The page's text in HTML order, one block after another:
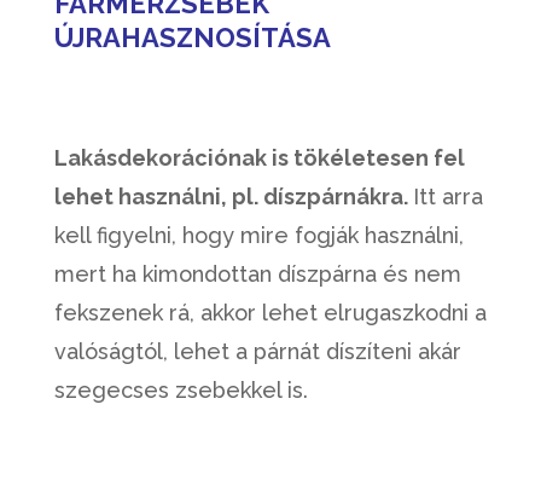
ÚJRAHASZNOSÍTÁSA
Lakásdekorációnak is tökéletesen fel
lehet használni, pl. díszpárnákra. Itt arra
kell figyelni, hogy mire fogják használni,
mert ha kimondottan díszpárna és nem
fekszenek rá, akkor lehet elrugaszkodni a
valóságtól, lehet a párnát díszíteni akár
szegecses zsebekkel is.